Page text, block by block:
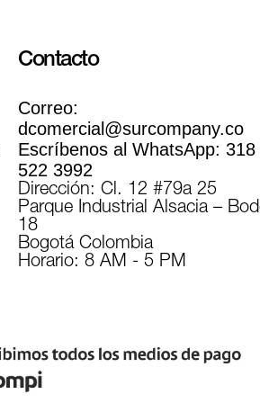
Contacto
Correo:
dcomercial@surcompany.co
Escríbenos al WhatsApp: 318
522 3992
Dirección: Cl. 12 #79a 25
Parque Industrial Alsacia –
18
Bogotá Colombia
Horario: 8 AM - 5 PM